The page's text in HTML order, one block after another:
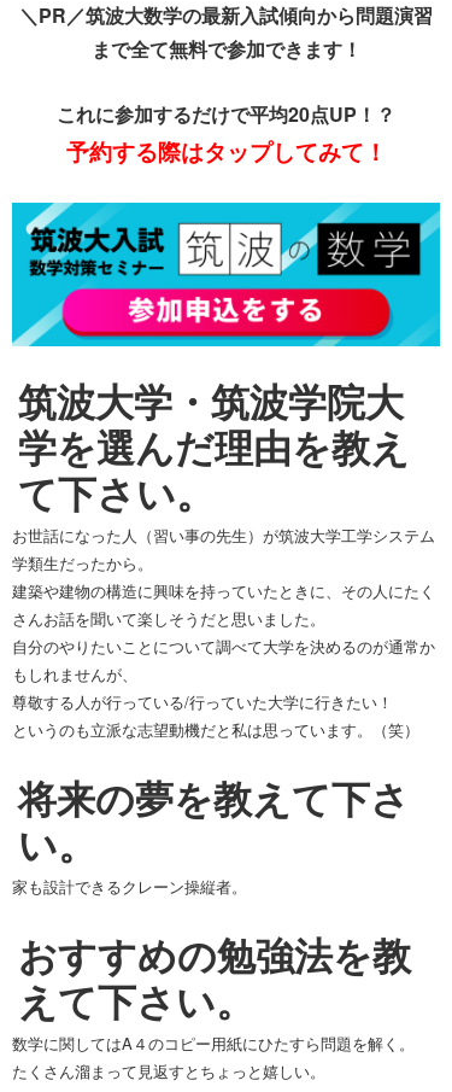
＼PR／筑波大数学の最新入試傾向から問題演習
まで全て無料で参加できます！
これに参加するだけで平均20点UP！？
予約する際はタップしてみて！
筑波大学・筑波学院大
学を選んだ理由を教え
て下さい。
お世話になった人（習い事の先生）が筑波大学工学システム
学類生だったから。
建築や建物の構造に興味を持っていたときに、その人にたく
さんお話を聞いて楽しそうだと思いました。
自分のやりたいことについて調べて大学を決めるのが通常か
もしれませんが、
尊敬する人が行っている/行っていた大学に行きたい！
というのも立派な志望動機だと私は思っています。（笑）
将来の夢を教えて下さ
い。
家も設計できるクレーン操縦者。
おすすめの勉強法を教
えて下さい。
数学に関してはA４のコピー用紙にひたすら問題を解く。
たくさん溜まって見返すとちょっと嬉しい。